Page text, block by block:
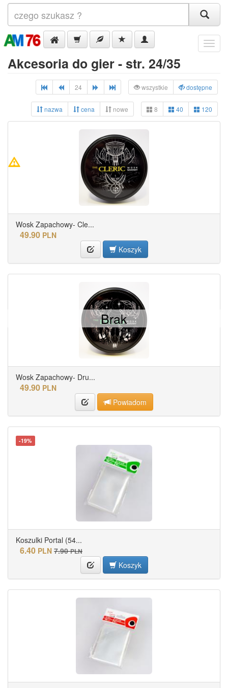
Menu
Akcesoria do gier - str. 24/35
24 wszystkie dostępne
nazwa cena nowe 8 40 120
Wosk Zapachowy- Cle...
49.90 PLN
Koszyk
Wosk Zapachowy- Dru...
49.90 PLN
Powiadom
Brak
-19%
Koszulki Portal (54...
6.40 PLN 7.90 PLN
Koszyk